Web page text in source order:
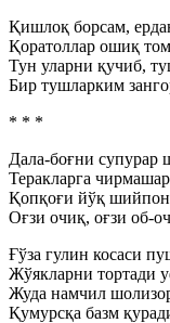
Қишлоқ борсам,
Қоратоллар ошиқ
Тун уларни қучиб,
Бир тушларким
* * *
Дала-боғни супурар
Теракларга
Қопқоғи йўқ
Оғзи очиқ, оғзи об-
Ғўза гулин косаси
Жўякларни тортади
Жуда намчил
Қумурсқа базм